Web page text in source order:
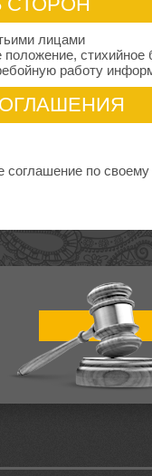
лицами
стихийное
работу
соглашение по